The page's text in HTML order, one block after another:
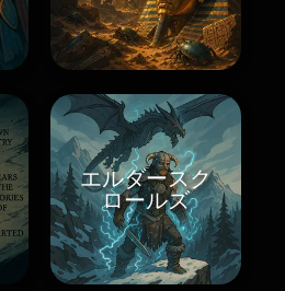
エルダースク
ロールズ